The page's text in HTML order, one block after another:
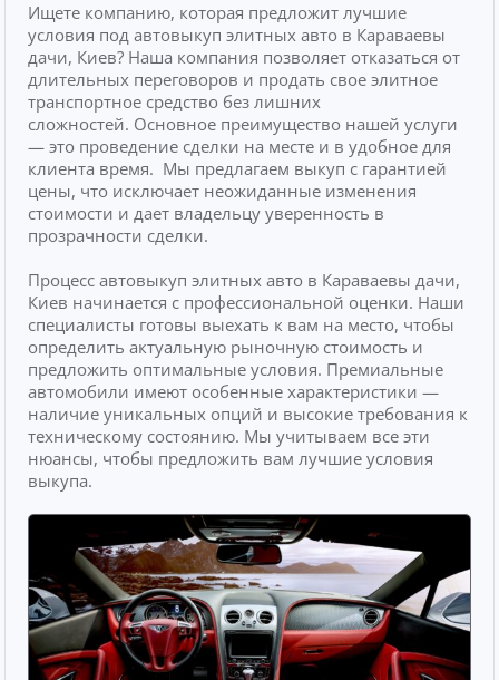
Ищете компанию, которая предложит лучшие
условия под автовыкуп элитных авто в Караваевы
дачи, Киев? Наша компания позволяет отказаться от
длительных переговоров и продать свое элитное
транспортное средство без лишних
сложностей. Основное преимущество нашей услуги
— это проведение сделки на месте и в удобное для
клиента время. Мы предлагаем выкуп с гарантией
цены, что исключает неожиданные изменения
стоимости и дает владельцу уверенность в
прозрачности сделки.
Процесс автовыкуп элитных авто в Караваевы дачи,
Киев начинается с профессиональной оценки. Наши
специалисты готовы выехать к вам на место, чтобы
определить актуальную рыночную стоимость и
предложить оптимальные условия. Премиальные
автомобили имеют особенные характеристики —
наличие уникальных опций и высокие требования к
техническому состоянию. Мы учитываем все эти
нюансы, чтобы предложить вам лучшие условия
выкупа.